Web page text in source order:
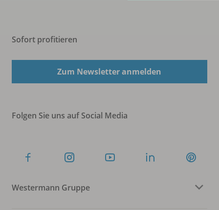
Sofort profitieren
Zum Newsletter anmelden
Folgen Sie uns auf Social Media
Westermann Gruppe